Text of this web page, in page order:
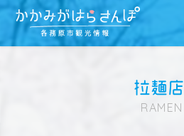
拉麺店
RAMEN